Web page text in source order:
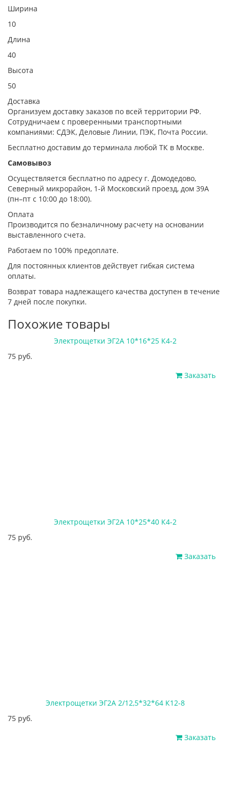
Ширина
10
Длина
40
Высота
50
Доставка
Организуем доставку заказов по всей территории РФ.
Сотрудничаем с проверенными транспортными
компаниями: СДЭК, Деловые Линии, ПЭК, Почта России.
Бесплатно доставим до терминала любой ТК в Москве.
Самовывоз
Осуществляется бесплатно по адресу г. Домодедово,
Северный микрорайон, 1-й Московский проезд, дом 39А
(пн–пт с 10:00 до 18:00).
Оплата
Производится по безналичному расчету на основании
выставленного счета.
Работаем по 100% предоплате.
Для постоянных клиентов действует гибкая система
оплаты.
Возврат товара надлежащего качества доступен в течение
7 дней после покупки.
Похожие товары
Электрощетки ЭГ2А 10*16*25 К4-2
75 руб.
Заказать
Электрощетки ЭГ2А 10*25*40 К4-2
75 руб.
Заказать
Электрощетки ЭГ2А 2/12,5*32*64 К12-8
75 руб.
Заказать